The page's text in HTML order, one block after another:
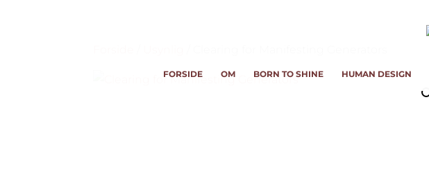
FORSIDE OM BORN TO SHINE HUMAN DESIGN